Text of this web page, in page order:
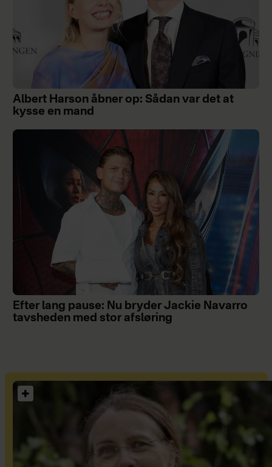
Albert Harson åbner op: Sådan var det at
kysse en mand
Efter lang pause: Nu bryder Jackie Navarro
tavsheden med stor afsløring